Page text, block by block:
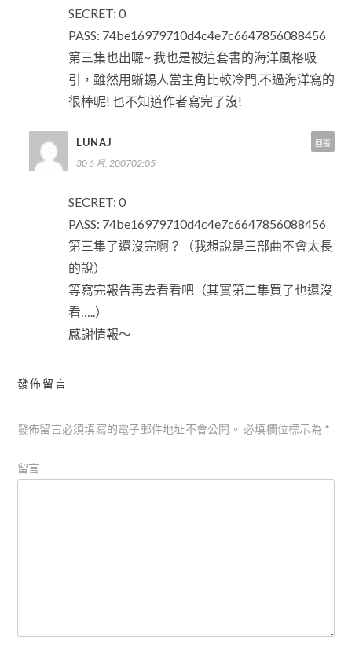
SECRET: 0
PASS: 74be16979710d4c4e7c6647856088456
第三集也出囉~ 我也是被這套書的海洋風格吸
引，雖然用蜥蜴人當主角比較冷門,不過海洋寫的
很棒呢! 也不知道作者寫完了沒!
LUNAJ
30 6 月, 200702:05
SECRET: 0
PASS: 74be16979710d4c4e7c6647856088456
第三集了還沒完啊？（我想說是三部曲不會太長
的說）
等寫完報告再去看看吧（其實第二集買了也還沒
看…..）
感謝情報～
回覆
發佈留言
發佈留言必須填寫的電子郵件地址不會公開。 必填欄位標示為 *
留言